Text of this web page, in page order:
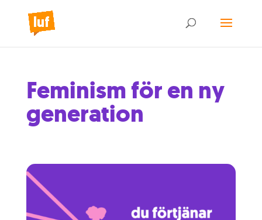
Feminism för en ny
generation